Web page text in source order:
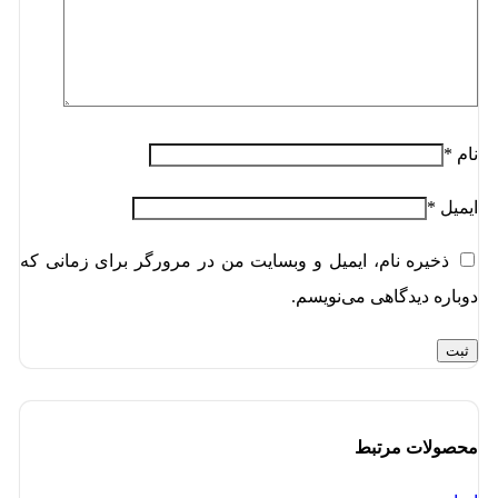
نام *
ایمیل *
ذخیره نام، ایمیل و وبسایت من در مرورگر برای زمانی که
دوباره دیدگاهی می‌نویسم.
محصولات مرتبط